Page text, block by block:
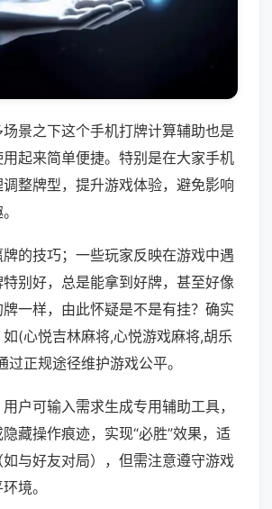
景之下这个手机打牌计算辅助也是
起来简单便捷。特别是在大家手机
整牌型，提升游戏体验，避免影响
的技巧；一些玩家反映在游戏中遇
别好，总是能拿到好牌，甚至好像
一样，由此怀疑是不是有挂？确实
(心悦吉林麻将,心悦游戏麻将,胡乐
正规途径维护游戏公平。
户可输入需求生成专用辅助工具，
藏操作痕迹，实现“必胜”效果，适
与好友对局），但需注意遵守游戏
境。